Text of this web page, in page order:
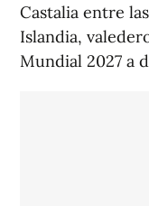
Castalia entre
Islandia,
Mundial 2027 a